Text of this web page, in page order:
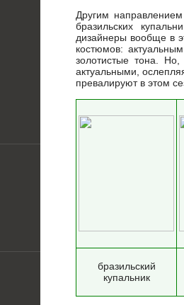
Другим
бразильских
дизайнеры вообще в
костюмов:
золотистые тона.
актуальными,
превалируют в этом
бразильский
купальник